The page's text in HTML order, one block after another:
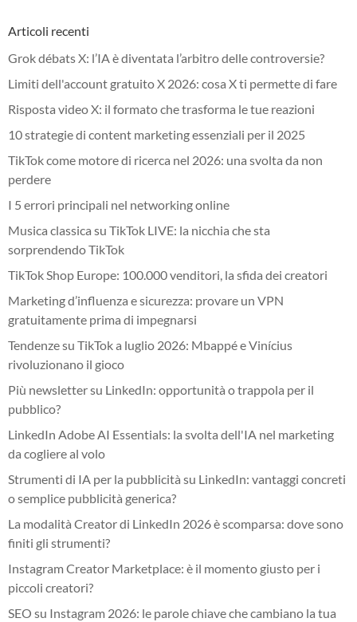
Articoli recenti
Grok débats X: l’IA è diventata l’arbitro delle controversie?
Limiti dell'account gratuito X 2026: cosa X ti permette di fare
Risposta video X: il formato che trasforma le tue reazioni
10 strategie di content marketing essenziali per il 2025
TikTok come motore di ricerca nel 2026: una svolta da non
perdere
I 5 errori principali nel networking online
Musica classica su TikTok LIVE: la nicchia che sta
sorprendendo TikTok
TikTok Shop Europe: 100.000 venditori, la sfida dei creatori
Marketing d’influenza e sicurezza: provare un VPN
gratuitamente prima di impegnarsi
Tendenze su TikTok a luglio 2026: Mbappé e Vinícius
rivoluzionano il gioco
Più newsletter su LinkedIn: opportunità o trappola per il
pubblico?
LinkedIn Adobe AI Essentials: la svolta dell'IA nel marketing
da cogliere al volo
Strumenti di IA per la pubblicità su LinkedIn: vantaggi concreti
o semplice pubblicità generica?
La modalità Creator di LinkedIn 2026 è scomparsa: dove sono
finiti gli strumenti?
Instagram Creator Marketplace: è il momento giusto per i
piccoli creatori?
SEO su Instagram 2026: le parole chiave che cambiano la tua